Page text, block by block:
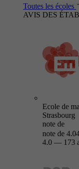
Toutes les écoles
AVIS DES
Ecole de
Strasbourg
note de
note de
4.0 — 173